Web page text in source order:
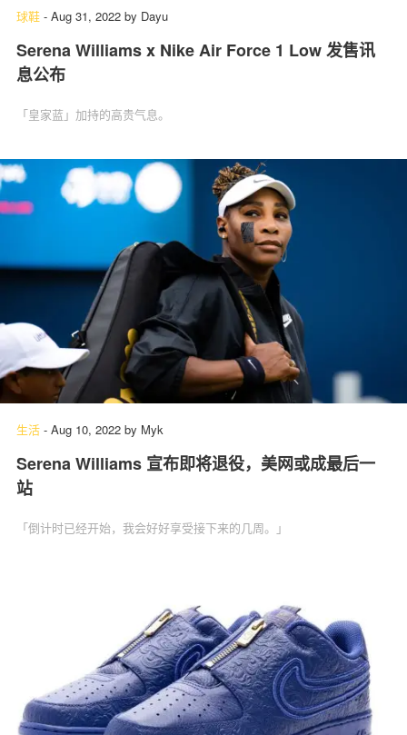
球鞋 - Aug 31, 2022 by Dayu
Serena Williams x Nike Air Force 1 Low 发售讯
息公布
「皇家蓝」加持的高贵气息。
生活 - Aug 10, 2022 by Myk
Serena Williams 宣布即将退役，美网或成最后一
站
「倒计时已经开始，我会好好享受接下来的几周。」